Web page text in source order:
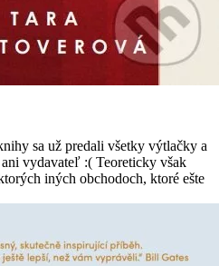
sa už predali všetky výtlačky a
vydavateľ :( Teoreticky však
iných obchodoch, ktoré ešte